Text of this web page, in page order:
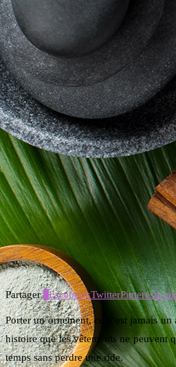
Partager FacebookTwitterPinterest
Porter un ornement, ce n’est jamais
histoire que les vêtements ne peuvent
temps sans perdre une ride.